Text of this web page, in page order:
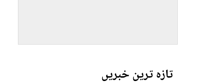
تازہ ترین خبریں